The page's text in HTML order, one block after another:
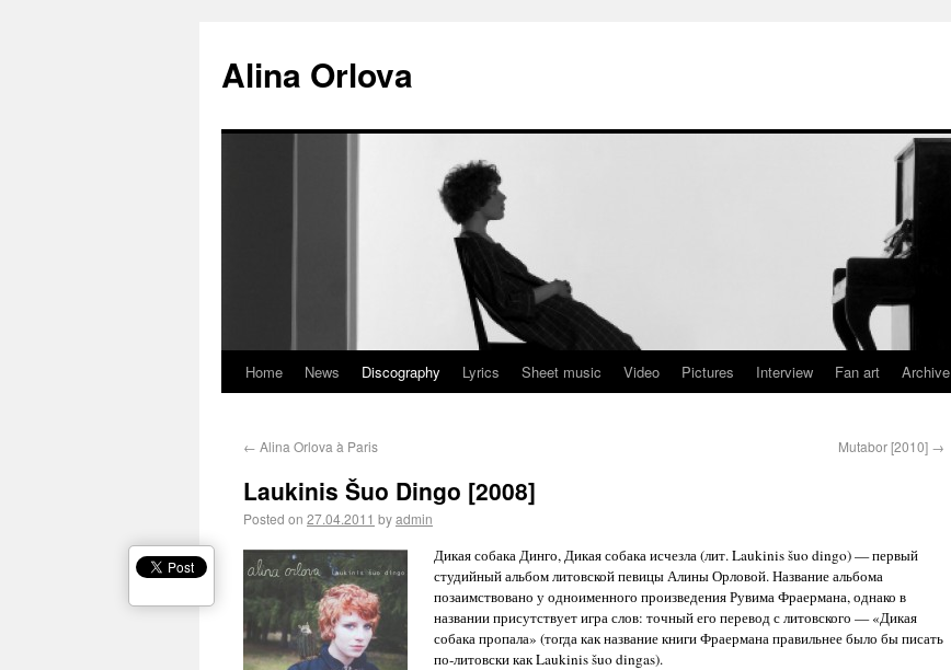
Alina Orlova
Home News Discography Lyrics Sheet music Video Pictures Interview Fan art Archive
← Alina Orlova à Paris Mutabor [2010] →
Laukinis Šuo Dingo [2008]
Posted on 27.04.2011 byadmin
Дикая собака Динго, Дикая собака исчезла (лит. Laukinis šuo dingo) — первый
студийный альбом литовской певицы Алины Орловой. Название альбома
позаимствовано у одноименного произведения Рувима Фраермана, однако в
названии присутствует игра слов: точный его перевод с литовского — «Дикая
собака пропала» (тогда как название книги Фраермана правильнее было бы писать
по-литовски как Laukinis šuo dingas).